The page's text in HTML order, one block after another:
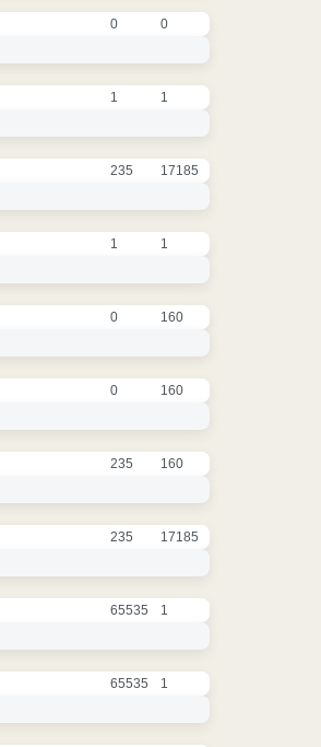
0 0
1 1
235 17185
1 1
0 160
0 160
235 160
235 17185
65535 1
65535 1